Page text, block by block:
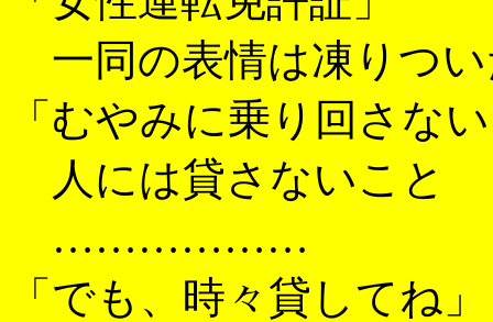
一同の表情は凍りつ
「むやみに乗り回さな
人には貸さないこと
………………
「でも、時々貸してね」